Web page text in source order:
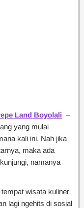
Land Boyolali –
yang mulai
kali ini. Nah jika
maka ada
namanya
wisata kuliner
lagi ngehits di sosial